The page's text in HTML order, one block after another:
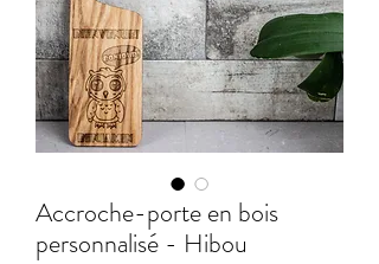
Accroche-porte en bois
personnalisé - Hibou